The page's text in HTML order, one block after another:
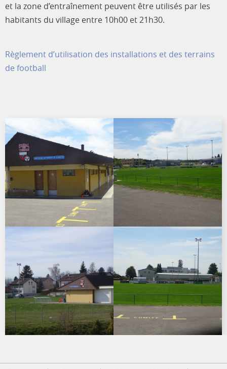
et la zone d’entraînement peuvent être utilisés par les
habitants du village entre 10h00 et 21h30.
Règlement d’utilisation des installations et des terrains
de football